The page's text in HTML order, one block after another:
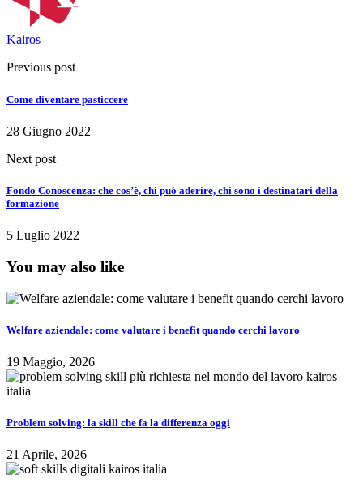
Kairos
Previous post
Come diventare pasticcere
28 Giugno 2022
Next post
Fondo Conoscenza: che cos’è, chi può aderire, chi sono i destinatari della
formazione
5 Luglio 2022
You may also like
Welfare aziendale: come valutare i benefit quando cerchi lavoro
19 Maggio, 2026
Problem solving: la skill che fa la differenza oggi
21 Aprile, 2026